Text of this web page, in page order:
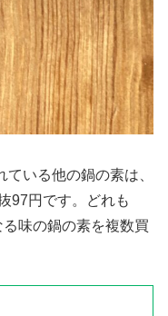
いる他の鍋の素は、
97円です。どれも
味の鍋の素を複数買